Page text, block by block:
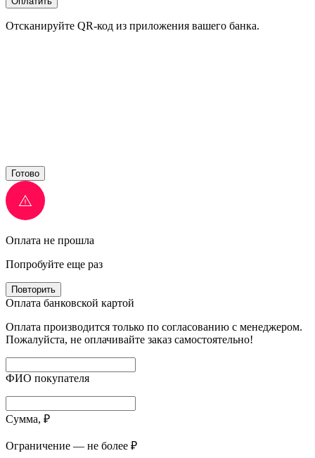
Отсканируйте QR-код из приложения вашего банка.
Готово
Оплата не прошла
Попробуйте еще раз
Повторить
Оплата банковской картой
Оплата производится только по согласованию с менеджером.
Пожалуйста, не оплачивайте заказ самостоятельно!
ФИО покупателя
Сумма, ₽
Ограничение — не более ₽